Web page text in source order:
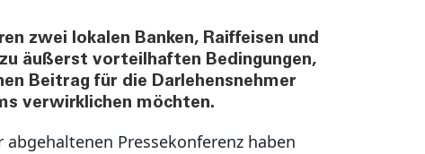
zwei lokalen Banken, Raiffeisen und
äußerst vorteilhaften Bedingungen,
Beitrag für die Darlehensnehmer
verwirklichen möchten.
Pressekonferenz haben